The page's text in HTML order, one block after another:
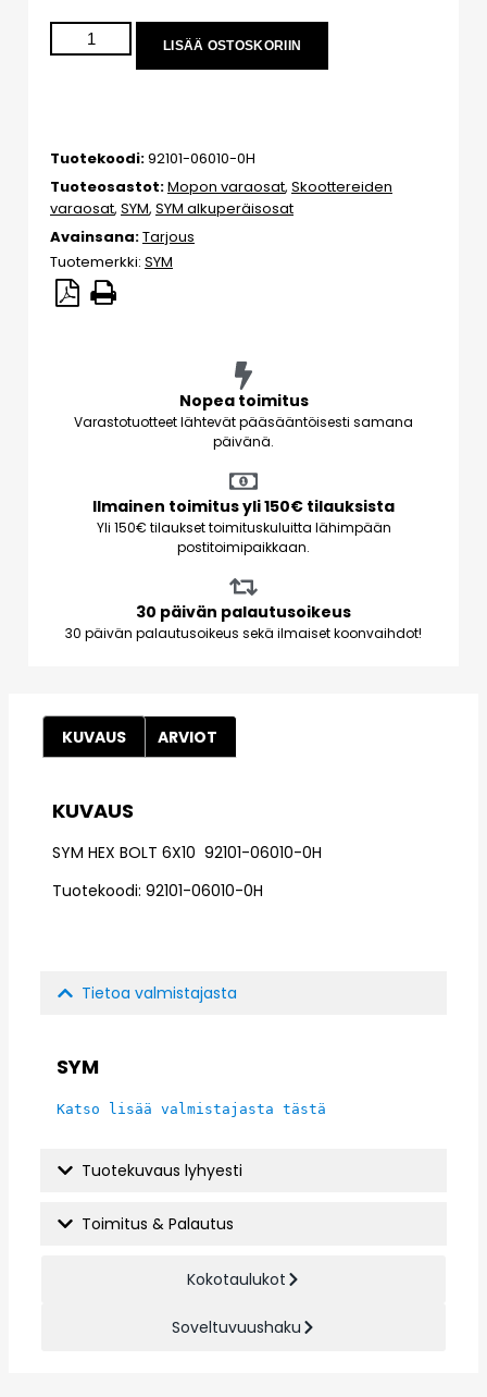
LISÄÄ OSTOSKORIIN
Tuotekoodi:92101-06010-0H
Tuoteosastot:Mopon varaosat, Skoottereiden
varaosat, SYM, SYM alkuperäisosat
Avainsana:Tarjous
Tuotemerkki: SYM
Nopea toimitus
Varastotuotteet lähtevät pääsääntöisesti samana
päivänä.
Ilmainen toimitus yli 150€ tilauksista
Yli 150€ tilaukset toimituskuluitta lähimpään
postitoimipaikkaan.
30 päivän palautusoikeus
30 päivän palautusoikeus sekä ilmaiset koonvaihdot!
KUVAUS ARVIOT
KUVAUS
SYM HEX BOLT 6X10 92101-06010-0H
Tuotekoodi: 92101-06010-0H
Tietoa valmistajasta
SYM
Katso lisää valmistajasta tästä
Tuotekuvaus lyhyesti
Toimitus & Palautus
Kokotaulukot
Soveltuvuushaku